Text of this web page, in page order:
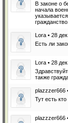
В законе о
начала
гражданство.
Lora • 28
Есть ли
Lora • 28
также
plazzzer666
Тут есть
plazzzer666